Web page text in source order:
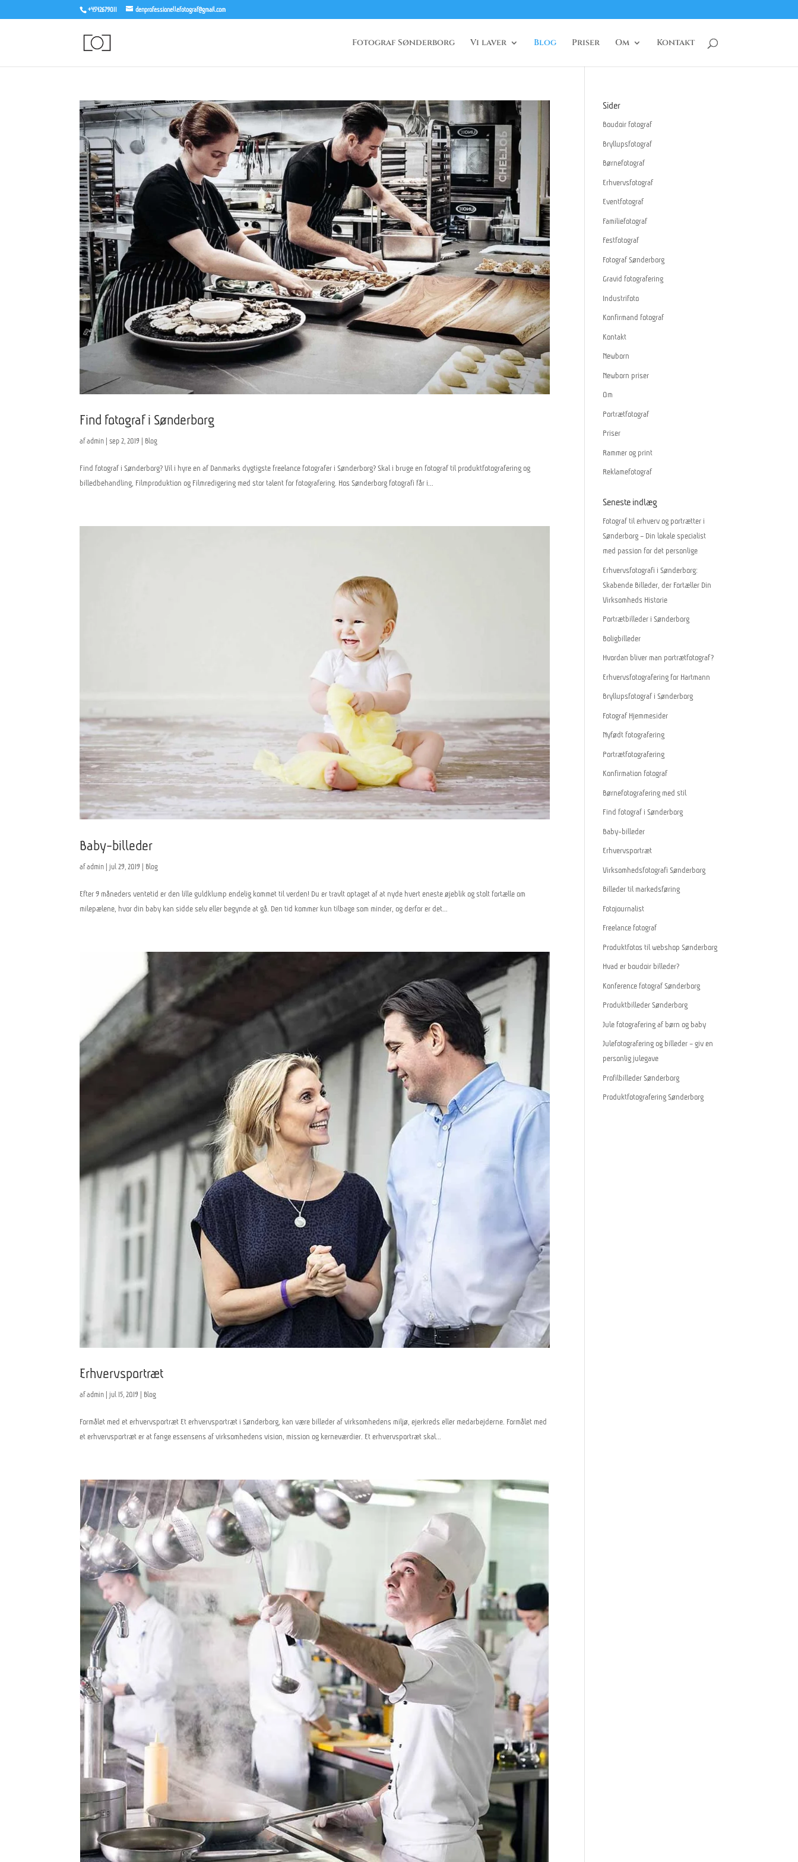
+4542679011 denprofessionellefotograf@gmail.com
Fotograf Sønderborg Vi laver Blog Priser Om Kontakt
Find fotograf i Sønderborg
afadmin |sep 2, 2019 Blog
Find fotograf i Sønderborg? Vil i hyre en af Danmarks dygtigste freelance fotografer i Sønderborg? Skal i bruge en fotograf til produktfotografering og
billedbehandling, Filmproduktion og Filmredigering med stor talent for fotografering. Hos Sønderborg fotografi får i...
Baby-billeder
afadmin |jul 29, 2019 | Blog
Efter 9 måneders ventetid er den lille guldklump endelig kommet til verden! Du er travlt optaget af at nyde hvert eneste øjeblik og stolt fortælle om
milepælene, hvor din baby kan sidde selv eller begynde at gå. Den tid kommer kun tilbage som minder, og derfor er det...
Erhvervsportræt
afadmin |jul 15, 2019 Blog
Formålet med et erhvervsportræt Et erhvervsportræt i Sønderborg, kan være billeder af virksomhedens miljø, ejerkreds eller medarbejderne. Formålet med
et erhvervsportræt er at fange essensens af virksomhedens vision, mission og kerneværdier. Et erhvervsportræt skal...
Sider
Boudoir fotograf
Bryllupsfotograf
Børnefotograf
Erhvervsfotograf
Eventfotograf
Familiefotograf
Festfotograf
Fotograf Sønderborg
Gravid fotografering
Industrifoto
Konfirmand fotograf
Kontakt
Newborn
Newborn priser
Om
Portrætfotograf
Priser
Rammer og print
Reklamefotograf
Seneste indlæg
Fotograf til erhverv og portrætter i
Sønderborg – Din lokale specialist
med passion for det personlige
Erhvervsfotografi i Sønderborg:
Skabende Billeder, der Fortæller Din
Virksomheds Historie
Portrætbilleder i Sønderborg
Boligbilleder
Hvordan bliver man portrætfotograf?
Erhvervsfotografering for Hartmann
Bryllupsfotograf i Sønderborg
Fotograf Hjemmesider
Nyfødt fotografering
Portrætfotografering
Konfirmation fotograf
Børnefotografering med stil
Find fotograf i Sønderborg
Baby-billeder
Erhvervsportræt
Virksomhedsfotografi Sønderborg
Billeder til markedsføring
Fotojournalist
Freelance fotograf
Produktfotos til webshop Sønderborg
Hvad er boudoir billeder?
Konference fotograf Sønderborg
Produktbilleder Sønderborg
Jule fotografering af børn og baby
Julefotografering og billeder – giv en
personlig julegave
Profilbilleder Sønderborg
Produktfotografering Sønderborg